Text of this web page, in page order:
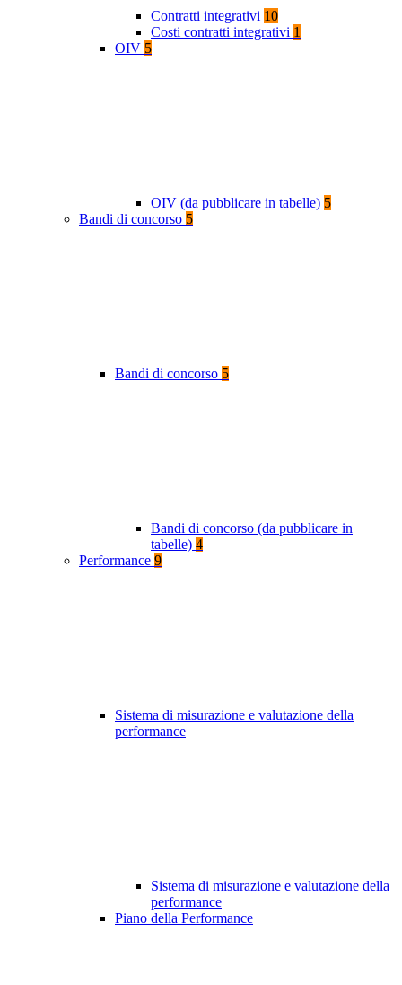
Contratti integrativi 10
Costi contratti integrativi 1
OIV 5
OIV (da pubblicare in tabelle) 5
Bandi di concorso 5
Bandi di concorso 5
Bandi di concorso (da pubblicare in
tabelle) 4
Performance 9
Sistema di misurazione e valutazione della
performance
Sistema di misurazione e valutazione della
performance
Piano della Performance